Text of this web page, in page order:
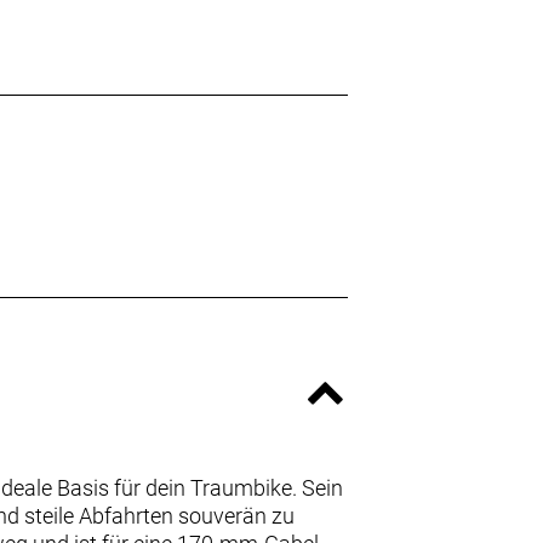
Basis für dein Traumbike. Sein
steile Abfahrten souverän zu